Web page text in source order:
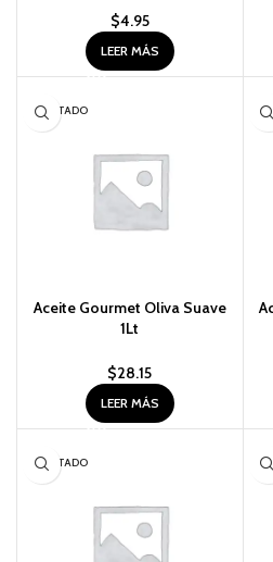
$4.95
LEER MÁS
AGOTADO
Aceite Gourmet Oliva Suave
1Lt
$28.15
LEER MÁS
AGOTADO